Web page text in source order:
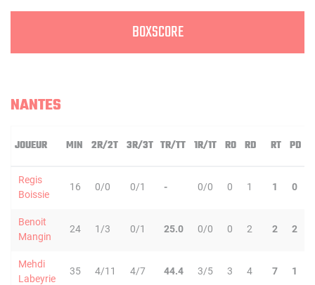
BOXSCORE
NANTES
JOUEUR MIN 2R/2T 3R/3T TR/TT 1R/1T RO RD RT PD
Regis
Boissie
16 0/0 0/1 - 0/0 0 1 1 0
Benoit
Mangin
24 1/3 0/1 25.0 0/0 0 2 2 2
Mehdi
Labeyrie
35 4/11 4/7 44.4 3/5 3 4 7 1